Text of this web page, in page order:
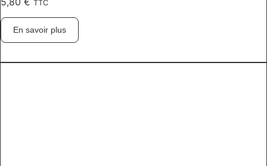
TTC
En savoir plus